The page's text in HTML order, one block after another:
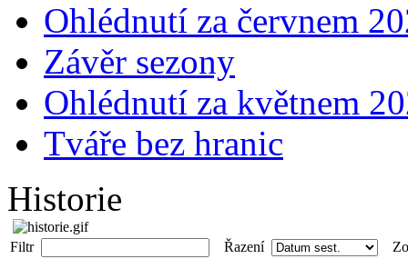
Ohlédnutí za červnem
Závěr sezony
Ohlédnutí za květnem
Tváře bez hranic
Historie
Filtr Řazení